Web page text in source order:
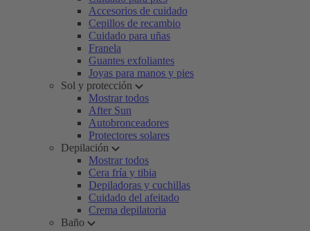
Accesorios de cuidado
Cepillos de recambio
Cuidado para uñas
Franela
Guantes exfoliantes
Joyas para manos y pies
Sol y protección
Mostrar todos
After Sun
Autobronceadores
Protectores solares
Depilación
Mostrar todos
Cera fría y tibia
Depiladoras y cuchillas
Cuidado del afeitado
Crema depilatoria
Baño